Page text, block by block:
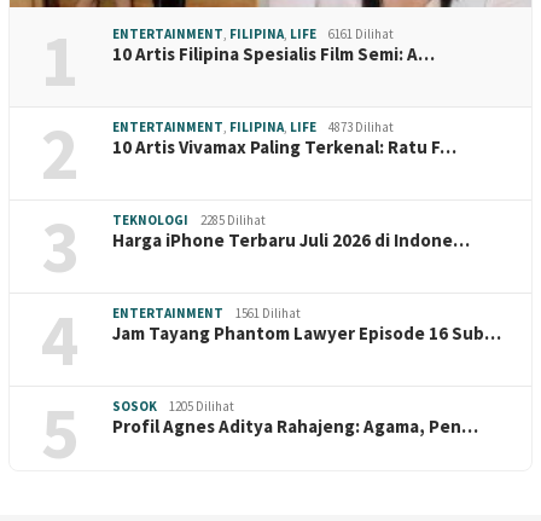
1 ENTERTAINMENT FILIPINA LIFE 6161 Dilihat
10 Artis Filipina Spesialis Film Semi: A…
2 ENTERTAINMENT FILIPINA LIFE 4873 Dilihat
10 Artis Vivamax Paling Terkenal: Ratu F…
3 TEKNOLOGI 2285 Dilihat
Harga iPhone Terbaru Juli 2026 di Indone…
4 ENTERTAINMENT 1561 Dilihat
Jam Tayang Phantom Lawyer Episode 16 Sub…
5 SOSOK 1205 Dilihat
Profil Agnes Aditya Rahajeng: Agama, Pen…